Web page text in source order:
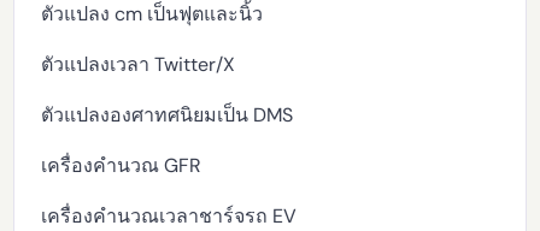
ตัวแปลง cm เป็นฟุตและนิ้ว
ตัวแปลงเวลา Twitter/X
ตัวแปลงองศาทศนิยมเป็น DMS
เครื่องคำนวณ GFR
เครื่องคำนวณเวลาชาร์จรถ EV